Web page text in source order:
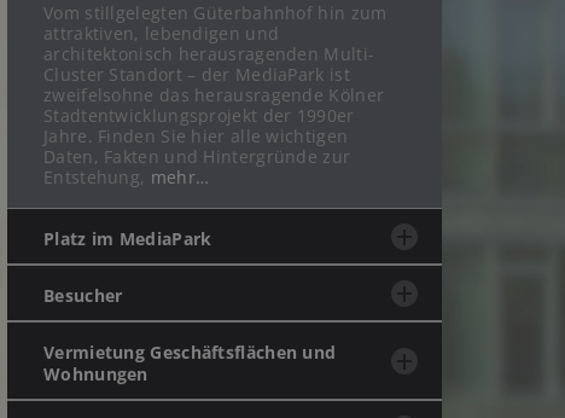
Vom stillgelegten Güterbahnhof hin zum
attraktiven, lebendigen und
architektonisch herausragenden Multi-
Cluster Standort – der MediaPark ist
zweifelsohne das herausragende Kölner
Stadtentwicklungsprojekt der 1990er
Jahre. Finden Sie hier alle wichtigen
Daten, Fakten und Hintergründe zur
Entstehung, mehr…
Platz im MediaPark
Besucher
Vermietung Geschäftsflächen und
Wohnungen